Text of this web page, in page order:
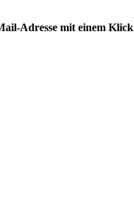
Adresse mit einem Klick